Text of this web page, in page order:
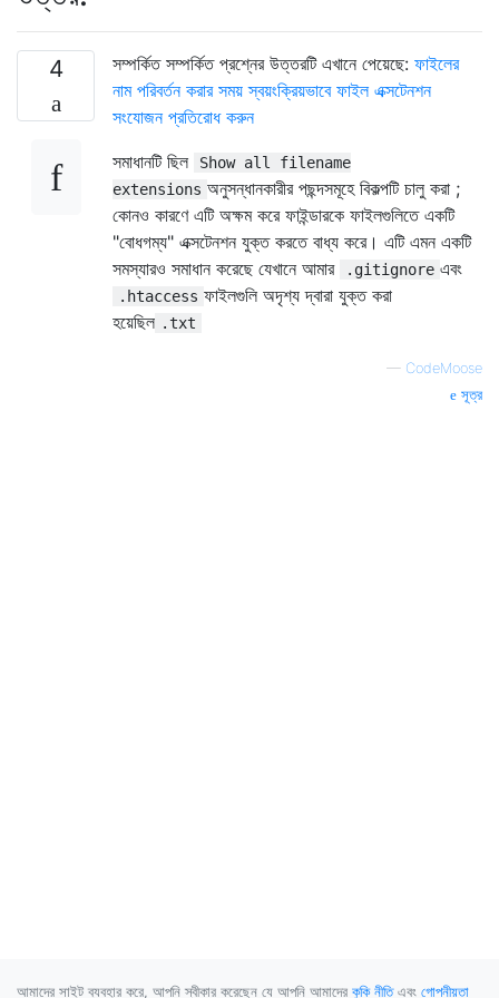
4 সম্পর্কিত সম্পর্কিত প্রশ্নের উত্তরটি এখানে পেয়েছে: ফাইলের
নাম পরিবর্তন করার সময় স্বয়ংক্রিয়ভাবে ফাইল এক্সটেনশন
সংযোজন প্রতিরোধ করুন
সমাধানটি ছিল
Show all filename
extensions অনুসন্ধানকারীর পছন্দসমূহে বিকল্পটি চালু করা ;
কোনও কারণে এটি অক্ষম করে ফাইন্ডারকে ফাইলগুলিতে একটি
"বোধগম্য" এক্সটেনশন যুক্ত করতে বাধ্য করে। এটি এমন একটি
সমস্যারও সমাধান করেছে যেখানে আমার
.gitignore এবং
.htaccess ফাইলগুলি অদৃশ্য দ্বারা যুক্ত করা
হয়েছিল .txt
— CodeMoose
সূত্র
আমাদের সাইট ব্যবহার করে, আপনি স্বীকার করেছেন যে আপনি আমাদের কুকি নীতিএবং গোপনীয়তা